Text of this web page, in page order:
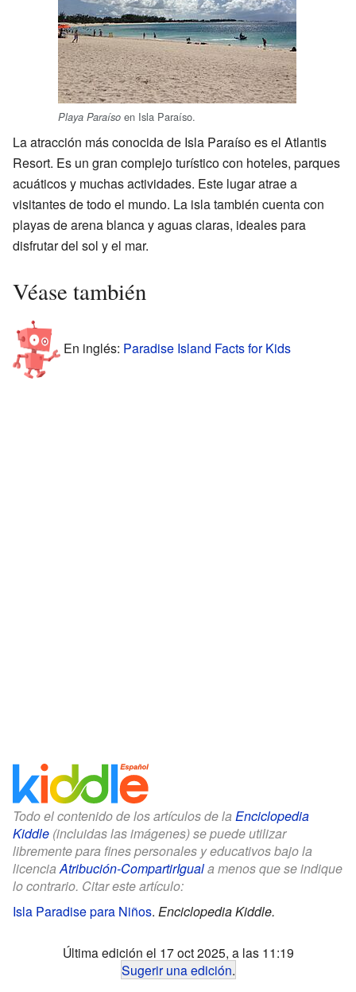
Playa Paraíso en Isla Paraíso.
La atracción más conocida de Isla Paraíso es el Atlantis
Resort. Es un gran complejo turístico con hoteles, parques
acuáticos y muchas actividades. Este lugar atrae a
visitantes de todo el mundo. La isla también cuenta con
playas de arena blanca y aguas claras, ideales para
disfrutar del sol y el mar.
Véase también
En inglés: Paradise Island Facts for Kids
Todo el contenido de los artículos de la Enciclopedia
Kiddle (incluidas las imágenes) se puede utilizar
libremente para fines personales y educativos bajo la
licenciaAtribución-CompartirIguala menos que se indique
lo contrario. Citar este artículo:
Isla Paradise para Niños. Enciclopedia Kiddle.
Última edición el 17 oct 2025, a las 11:19
Sugerir una edición.